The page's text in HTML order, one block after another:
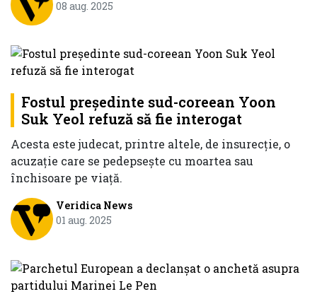
08 aug. 2025
Fostul președinte sud-coreean Yoon
Suk Yeol refuză să fie interogat
Acesta este judecat, printre altele, de insurecție, o
acuzație care se pedepsește cu moartea sau
închisoare pe viață.
Veridica News
01 aug. 2025